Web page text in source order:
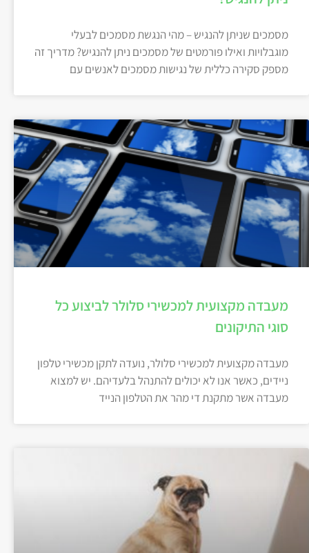
מסמכים שניתן להנגיש – מהי הנגשת מסמכים לבעלי
מוגבלויות ואילו פורמטים של מסמכים ניתן להנגיש? מדריך זה
מספק סקירה כללית של נגישות מסמכים לאנשים עם
מעבדה מקצועית למכשירי סלולר לביצוע כל
סוגי התיקונים
מעבדה מקצועית למכשירי סלולר, נועדה לתקן מכשירי טלפון
ניידים, כאשר אנו לא יכולים להתנהל בלעדיהם. יש למצוא
מעבדה אשר מתקנת די מהר את הטלפון הנייד